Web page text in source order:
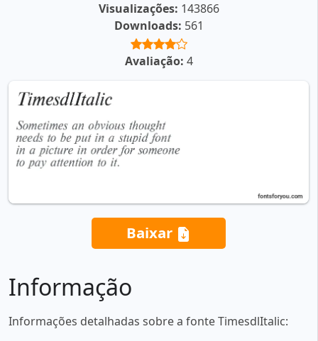
Visualizações: 143866
Downloads: 561
Avaliação: 4
Baixar
Informação
Informações detalhadas sobre a fonte TimesdlItalic: